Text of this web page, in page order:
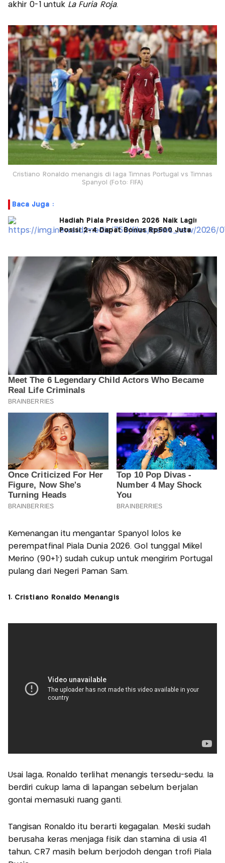
akhir 0-1 untukLa Furia Roja.
Cristiano Ronaldo menangis di laga Timnas Portugal vs Timnas
Spanyol (Foto: FIFA)
Baca Juga :
Hadiah Piala Presiden 2026 Naik Lagi!
Posisi 2-4 Dapat Bonus Rp500 Juta
Kemenangan itu mengantar Spanyol lolos ke
perempatfinal Piala Dunia 2026. Gol tunggal Mikel
Merino (90+1’) sudah cukup untuk mengirim Portugal
pulang dari Negeri Paman Sam.
1. Cristiano Ronaldo Menangis
Usai laga, Ronaldo terlihat menangis tersedu-sedu. Ia
berdiri cukup lama di lapangan sebelum berjalan
gontai memasuki ruang ganti.
Tangisan Ronaldo itu berarti kegagalan. Meski sudah
berusaha keras menjaga fisik dan stamina di usia 41
tahun, CR7 masih belum berjodoh dengan trofi Piala